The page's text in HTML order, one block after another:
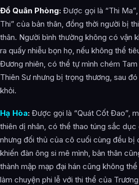
Đồ Quân Phòng: Được gọi là “Thi
Thi” của bản thân, đồng thời người bị
thân. Người bình thường không có vận
ra quấy nhiễu bọn họ, nếu không thể
Đương nhiên, có thể tự mình chém
Thiên Sư nhưng bị trọng thương, sau
khỏi.
Hạ Hòa: Được gọi là “Quát Cốt Đao”,
thiên dị nhân, có thể thao túng sắc
nhưng đối thủ của cô cuối cùng đều bị
khiến đàn ông si mê mình, bản thân
thành mập mạp đại hán cũng không
làm chuyện phi lễ với thi thể của